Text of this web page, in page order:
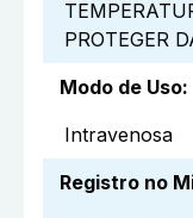
PROTEGER
Modo de Uso:
Intravenosa
Registro no